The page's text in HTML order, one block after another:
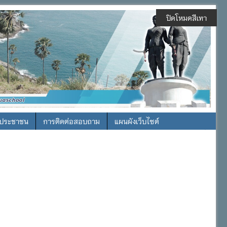
ระชาชน การติดต่อสอบถาม แผนผังเว็บไซต์
ปิดโหมดสีเทา